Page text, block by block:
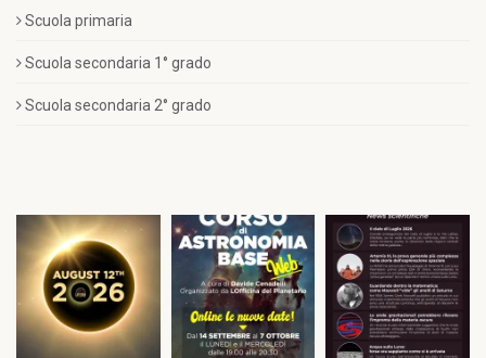
Scuola primaria
Scuola secondaria 1° grado
Scuola secondaria 2° grado